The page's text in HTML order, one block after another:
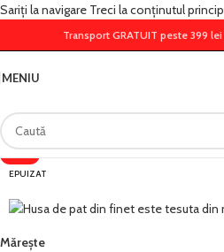
Sariți la navigare Treci la conținutul
Transport GRATUIT peste 399
MENIU
EPUIZAT
Mărește